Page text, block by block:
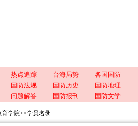
热点追踪 台海局势 各国国防
国防法规 国防历史 国防地理
问题解答 国防报刊 国防文学
育学院>>学员名录